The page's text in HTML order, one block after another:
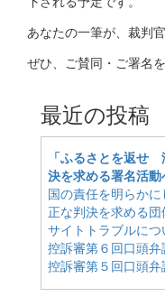
あなたの一筆が、裁判
ぜひ、ご賛同・ご署名
最近の投稿
「ふるさとを返せ
決を求める署名活
国の責任を明らか
正な判決を求める
サイトトラブルにつ
控訴審第６回口頭弁
控訴審第５回口頭弁